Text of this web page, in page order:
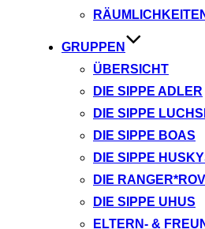
GRUPPEN
ÜBERSICHT
DIE SIPPE ADLER
DIE SIPPE
DIE SIPPE BOAS
DIE SIPPE
DIE
DIE SIPPE UHUS
ELTERN- &